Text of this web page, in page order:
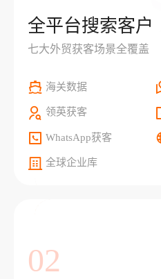
全平台搜索客户
七大外贸获客场景全覆盖
海关数据
领英获客
WhatsApp获客
全球企业库
02